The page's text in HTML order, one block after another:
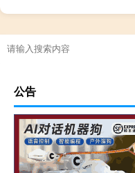
公告